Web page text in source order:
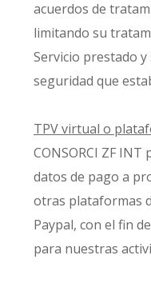
acuerdos de
limitando su
Servicio prestado
seguridad que
TPV virtual o
CONSORCI ZF
datos de pago a
otras plataformas
Paypal, con el fin
para nuestras